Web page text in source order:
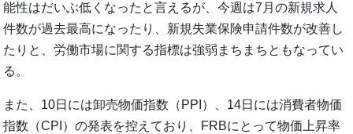
能性はだいぶ低くなったと言えるが、今週は7月の新規求人
件数が過去最高になったり、新規失業保険申請件数が改善し
たりと、労働市場に関する指標は強弱まちまちともなってい
る。
また、10日には卸売物価指数（PPI）、14日には消費者物価
指数（CPI）の発表を控えており、FRBにとって物価上昇率